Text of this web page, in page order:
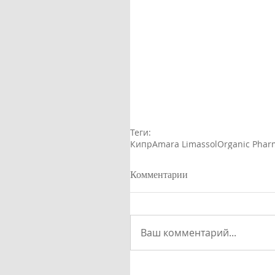
Теги:
КипрAmara LimassolOrganic
Комментарии
Ваш комментарий...